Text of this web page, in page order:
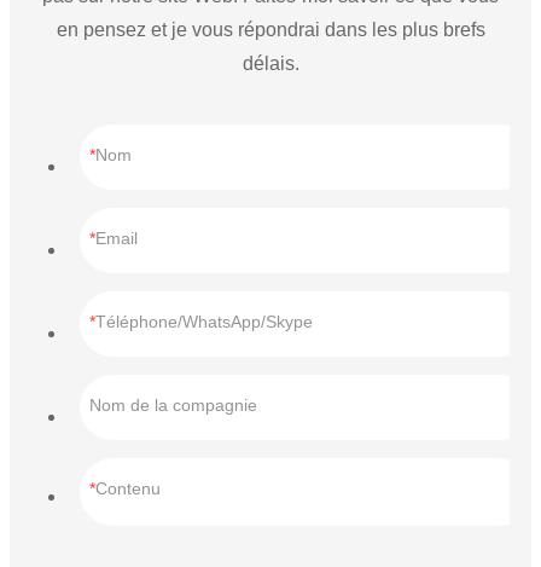
en pensez et je vous répondrai dans les plus brefs
délais.
Nom
Email
Téléphone/WhatsApp/Skype
Nom de la compagnie
Contenu